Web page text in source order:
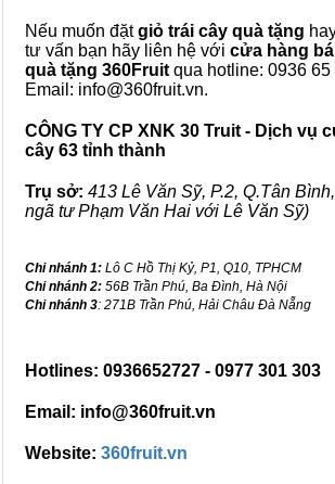
Nếu muốn đặtgiỏ trái cây quà tặng
tư vấn bạn hãy liên hệ với cửa hàng
quà tặng 360Fruit qua hotline: 0936 65
Email: info@360fruit.vn.
CÔNG TY CP XNK 30 Truit - Dịch vụ
cây 63 tỉnh thành
Trụ sở: 413 Lê Văn Sỹ, P.2, Q.Tân
ngã tư Phạm Văn Hai với Lê Văn Sỹ)
Chi nhánh 1: Lô C Hồ Thị Kỷ, P1, Q10, TPHCM
Chi nhánh 2: 56B Trần Phú, Ba Đình, Hà Nội
Chi nhánh 3: 271B Trần Phú, Hải Châu Đà Nẵng
Hotlines: 0936652727 - 0977 301 303
Email: info@360fruit.vn
Website: 360fruit.vn